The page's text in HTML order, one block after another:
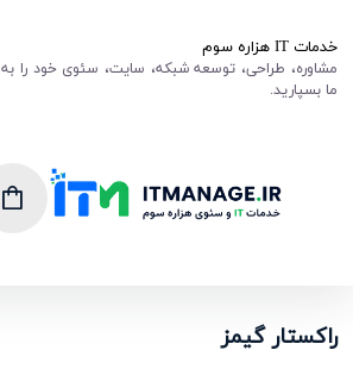
خدمات IT هزاره سوم
مشاوره، طراحی، توسعه شبکه، سایت، سئوی خود را به
ما بسپارید.
راکستار گیمز